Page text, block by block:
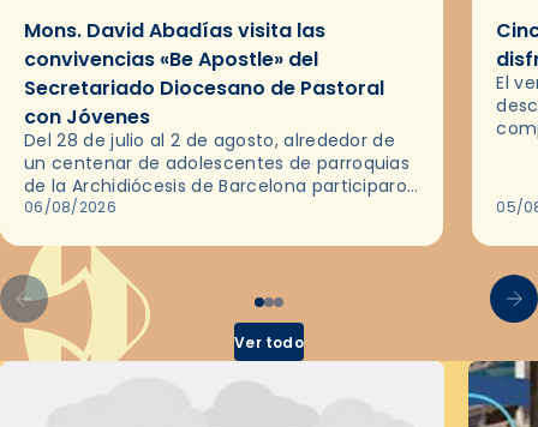
Mons. David Abadías visita las
convivencias «Be Apostle» del
Secretariado Diocesano de Pastoral
con Jóvenes
Del 28 de julio al 2 de agosto, alrededor de
un centenar de adolescentes de parroquias
de la Archidiócesis de Barcelona participaron
en las convivencias Be Apostle, organizadas
06/08/2026
El
05/
Ver todo